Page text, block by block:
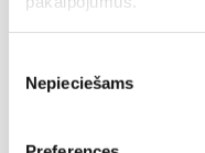
izvēle
Nepieciešams
Ilze Benislavska